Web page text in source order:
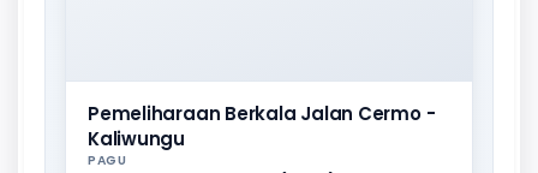
Pemeliharaan Berkala Jalan Cermo -
Kaliwungu
PAGU